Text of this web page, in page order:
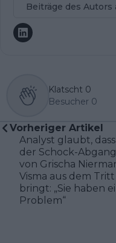
Beiträge des Autors
Klatscht 0
Besucher 0
Vorheriger Artikel
Analyst glaubt, dass
der Schock-Abgang
von Grischa
Visma aus dem Tritt
bringt: „Sie haben
Problem“